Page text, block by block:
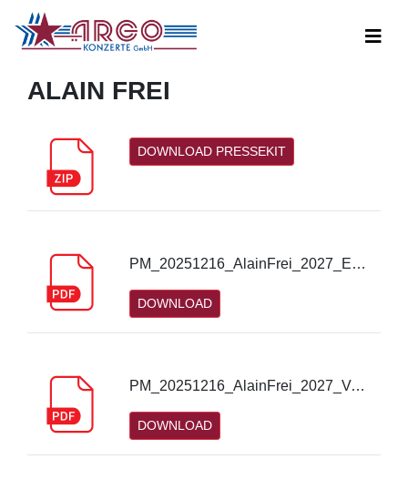
ALAIN FREI
DOWNLOAD PRESSEKIT
PM_20251216_AlainFrei_2027_Erlangen_1.pdf
DOWNLOAD
PM_20251216_AlainFrei_2027_Veitshöchheim_1.pdf
DOWNLOAD